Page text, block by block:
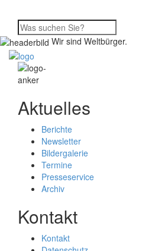
Wir sind Weltbürger.
Aktuelles
Berichte
Newsletter
Bildergalerie
Termine
Presseservice
Archiv
Kontakt
Kontakt